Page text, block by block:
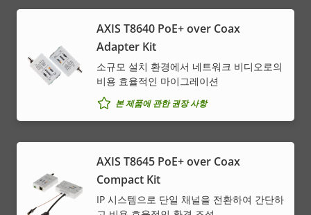
AXIS T8640 PoE+ over Coax
Adapter Kit
소규모 설치 환경에서 네트워크 비디오로의
비용 효율적인 마이그레이션
본 제품에 관한 권장 사항
AXIS T8645 PoE+ over Coax
Compact Kit
IP 시스템으로 단일 채널을 전환하여 간단하